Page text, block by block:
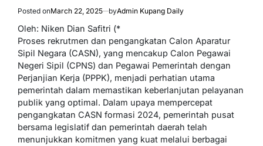
Posted onMarch 22, 2025 byAdmin Kupang Daily
Oleh: Niken Dian Safitri (*
Proses rekrutmen dan pengangkatan Calon Aparatur
Sipil Negara (CASN), yang mencakup Calon Pegawai
Negeri Sipil (CPNS) dan Pegawai Pemerintah dengan
Perjanjian Kerja (PPPK), menjadi perhatian utama
pemerintah dalam memastikan keberlanjutan pelayanan
publik yang optimal. Dalam upaya mempercepat
pengangkatan CASN formasi 2024, pemerintah pusat
bersama legislatif dan pemerintah daerah telah
menunjukkan komitmen yang kuat melalui berbagai